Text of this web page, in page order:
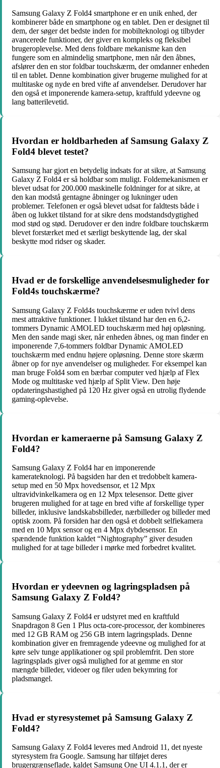
Samsung Galaxy Z Fold4 smartphone er en unik enhed, der
kombinerer både en smartphone og en tablet. Den er designet til
dem, der søger det bedste inden for mobilteknologi og tilbyder
avancerede funktioner, der giver en kompleks og fleksibel
brugeroplevelse. Med dens foldbare mekanisme kan den
fungere som en almindelig smartphone, men når den åbnes,
afslører den en stor foldbar touchskærm, der omdanner enheden
til en tablet. Denne kombination giver brugerne mulighed for at
multitaske og nyde en bred vifte af anvendelser. Derudover har
den også et imponerende kamera-setup, kraftfuld ydeevne og
lang batterilevetid.
Hvordan er holdbarheden af Samsung Galaxy Z
Fold4 blevet testet?
Samsung har gjort en betydelig indsats for at sikre, at Samsung
Galaxy Z Fold4 er så holdbar som muligt. Foldemekanismen er
blevet udsat for 200.000 maskinelle foldninger for at sikre, at
den kan modstå gentagne åbninger og lukninger uden
problemer. Telefonen er også blevet udsat for faldtests både i
åben og lukket tilstand for at sikre dens modstandsdygtighed
mod stød og stød. Derudover er den indre foldbare touchskærm
blevet forstærket med et særligt beskyttende lag, der skal
beskytte mod ridser og skader.
Hvad er de forskellige anvendelsesmuligheder for
Fold4s touchskærme?
Samsung Galaxy Z Fold4s touchskærme er uden tvivl dens
mest attraktive funktioner. I lukket tilstand har den en 6,2-
tommers Dynamic AMOLED touchskærm med høj opløsning.
Men den sande magi sker, når enheden åbnes, og man finder en
imponerende 7,6-tommers foldbar Dynamic AMOLED
touchskærm med endnu højere opløsning. Denne store skærm
åbner op for nye anvendelser og muligheder. For eksempel kan
man bruge Fold4 som en bærbar computer ved hjælp af Flex
Mode og multitaske ved hjælp af Split View. Den høje
opdateringshastighed på 120 Hz giver også en utrolig flydende
gaming-oplevelse.
Hvordan er kameraerne på Samsung Galaxy Z
Fold4?
Samsung Galaxy Z Fold4 har en imponerende
kamerateknologi. På bagsiden har den et tredobbelt kamera-
setup med en 50 Mpx hovedsensor, et 12 Mpx
ultravidvinkelkamera og en 12 Mpx telesensor. Dette giver
brugeren mulighed for at tage en bred vifte af forskellige typer
billeder, inklusive landskabsbilleder, nærbilleder og billeder med
optisk zoom. På forsiden har den også et dobbelt selfiekamera
med en 10 Mpx sensor og en 4 Mpx dybdesensor. En
spændende funktion kaldet “Nightography” giver desuden
mulighed for at tage billeder i mørke med forbedret kvalitet.
Hvordan er ydeevnen og lagringspladsen på
Samsung Galaxy Z Fold4?
Samsung Galaxy Z Fold4 er udstyret med en kraftfuld
Snapdragon 8 Gen 1 Plus octa-core-processor, der kombineres
med 12 GB RAM og 256 GB intern lagringsplads. Denne
kombination giver en fremragende ydeevne og mulighed for at
køre selv tunge applikationer og spil problemfrit. Den store
lagringsplads giver også mulighed for at gemme en stor
mængde billeder, videoer og filer uden bekymring for
pladsmangel.
Hvad er styresystemet på Samsung Galaxy Z
Fold4?
Samsung Galaxy Z Fold4 leveres med Android 11, det nyeste
styresystem fra Google. Samsung har tilføjet deres
brugergrænseflade, kaldet Samsung One UI 4.1.1, der er